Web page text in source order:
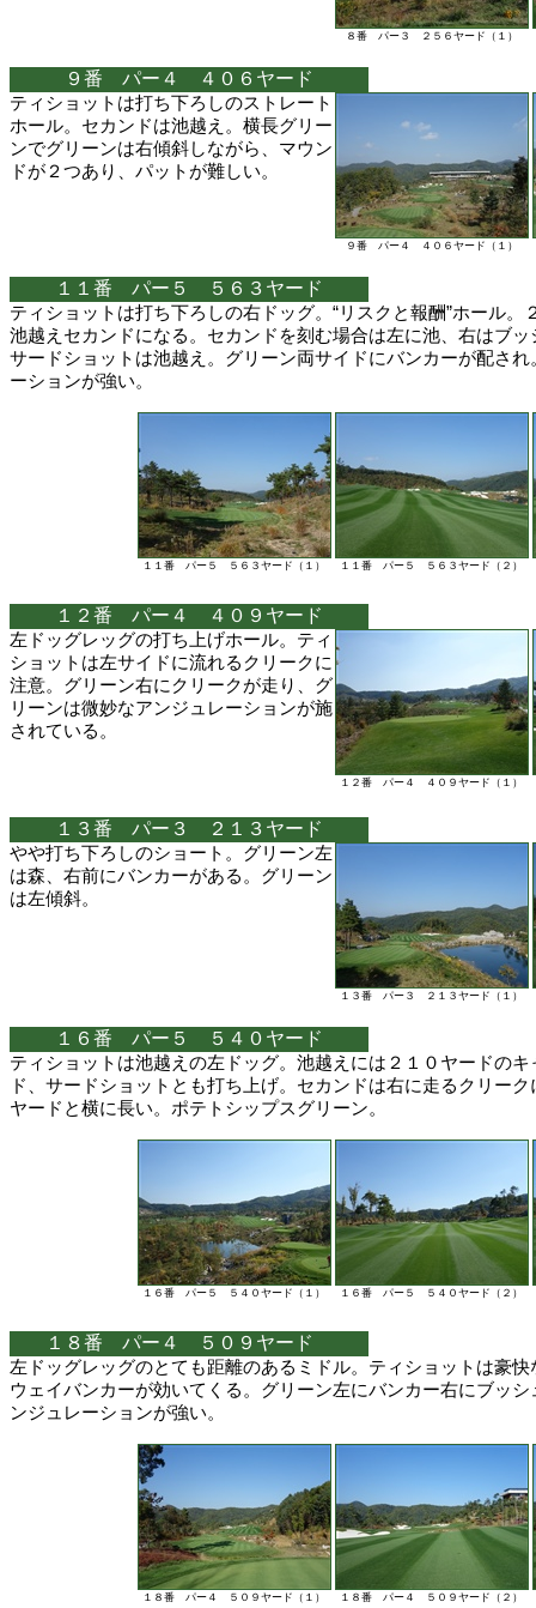
８番 パー３ ２５６ヤード（１）
９番 パー４ ４０６ヤード
９番 パー４ ４０６ヤード（１）
ティショットは打ち下ろしのストレート
ホール。セカンドは池越え。横長グリー
ンでグリーンは右傾斜しながら、マウン
ドが２つあり、パットが難しい。
１１番 パー５ ５６３ヤード
ティショットは打ち下ろしの右ドッグ。“リスクと報酬”ホール。
池越えセカンドになる。セカンドを刻む場合は左に池、右はブ
サードショットは池越え。グリーン両サイドにバンカーが配さ
ーションが強い。
１１番 パー５ ５６３ヤード（２）
１１番 パー５ ５６３ヤード（１）
１２番 パー４ ４０９ヤード
１２番 パー４ ４０９ヤード（１）
左ドッグレッグの打ち上げホール。ティ
ショットは左サイドに流れるクリークに
注意。グリーン右にクリークが走り、グ
リーンは微妙なアンジュレーションが施
されている。
１３番 パー３ ２１３ヤード
１３番 パー３ ２１３ヤード（１）
やや打ち下ろしのショート。グリーン左
は森、右前にバンカーがある。グリーン
は左傾斜。
１６番 パー５ ５４０ヤード
ティショットは池越えの左ドッグ。池越えには２１０ヤードの
ド、サードショットとも打ち上げ。セカンドは右に走るクリー
ヤードと横に長い。ポテトシップスグリーン。
１６番 パー５ ５４０ヤード（２）
１６番 パー５ ５４０ヤード（１）
１８番 パー４ ５０９ヤード
左ドッグレッグのとても距離のあるミドル。ティショットは豪
ウェイバンカーが効いてくる。グリーン左にバンカー右にブッ
ンジュレーションが強い。
１８番 パー４ ５０９ヤード（２）
１８番 パー４ ５０９ヤード（１）